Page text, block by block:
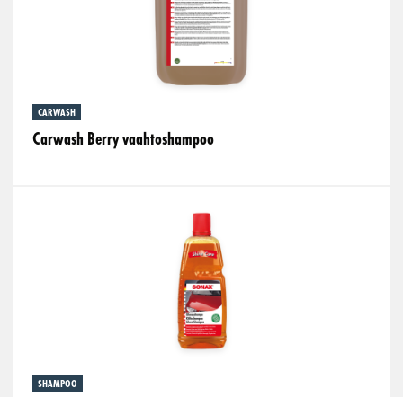
CARWASH
Carwash Berry vaahtoshampoo
SHAMPOO